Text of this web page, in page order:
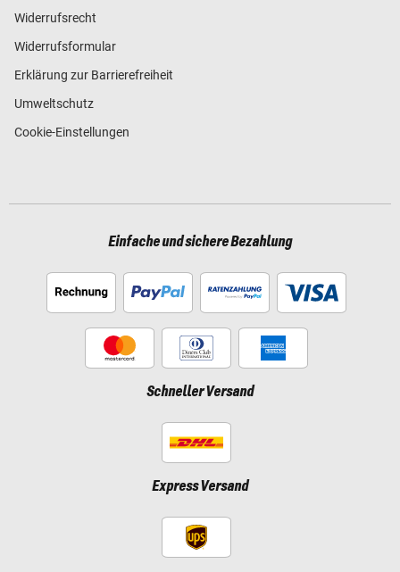
Widerrufsrecht
Widerrufsformular
Erklärung zur Barrierefreiheit
Umweltschutz
Cookie-Einstellungen
Einfache und sichere Bezahlung
Schneller Versand
Express Versand